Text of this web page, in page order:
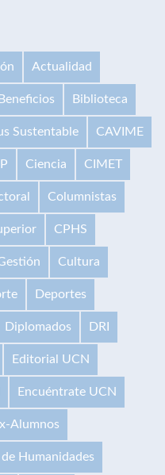
Actualidad
Beneficios Biblioteca
Sustentable CAVIME
Ciencia CIMET
Columnistas
CPHS
Cultura
Deportes
Diplomados DRI
Editorial UCN
Encuéntrate UCN
Alumnos
Humanidades